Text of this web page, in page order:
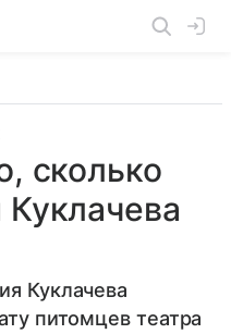
сколько
Куклачева
питомцев театра